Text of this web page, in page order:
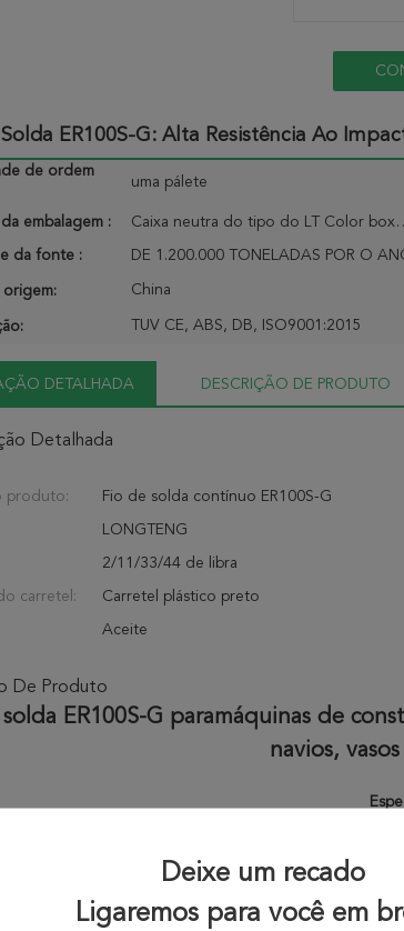
Deixe um recado
Ligaremos para você em
Solda ER100S-G: Alta Resistência Ao
de ordem
uma pálete
embalagem : Caixa neutra do
da fonte : DE 1.200.000 TONELADAS POR O
origem: China
TUV CE, ABS, DB, ISO9001:2015
DETALHADA DESCRIÇÃO DE PRODUTO
Detalhada
produto: Fio de solda contínuo ER100S-G
LONGTENG
2/11/33/44 de libra
carretel: Carretel plástico preto
Aceite
De Produto
ER100S-G paramáquinas de
navios,
G tem uma composição nominal (% em peso) de
requisitos).Este material é projetado para soldagem de
superior a 101ksi.Tem boa
É um tipo de fio de soldagem blindado a gás de alta